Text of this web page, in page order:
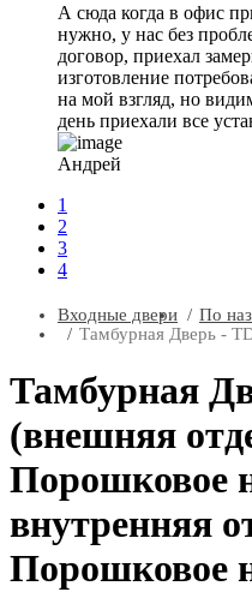
А сюда когда в офис
нужно, у нас без
договор, приехал
изготовление
на мой взгляд, но
день приехали все
Андрей
1
2
3
4
Входные двери По
Тамбурная Дверь -
Тамбурная
(внешняя
Порошковое
внутренняя
Порошковое